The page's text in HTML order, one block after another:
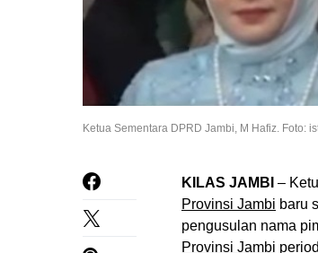
Ketua Sementara DPRD Jambi, M Hafiz. Foto:
KILAS JAMBI –
Provinsi Jambi baru
pengusulan nama
Provinsi Jambi